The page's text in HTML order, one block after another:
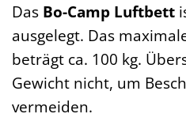
Das Bo-Camp Luftbett
ausgelegt. Das
beträgt ca. 100 kg.
Gewicht nicht, um
vermeiden.